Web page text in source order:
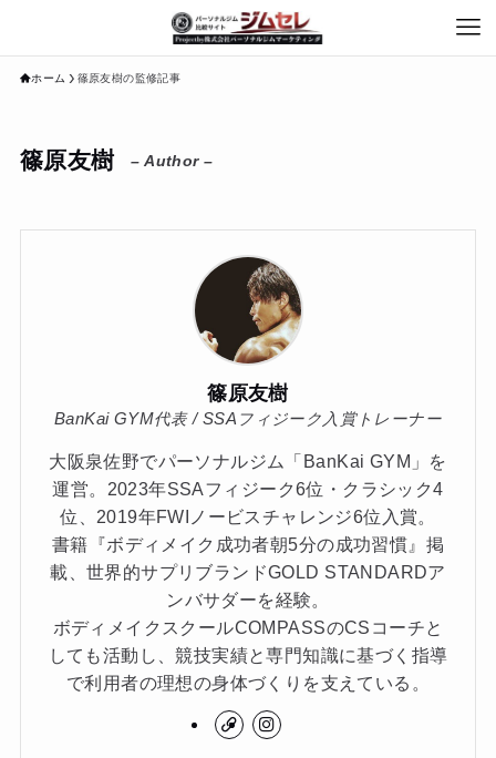
ホーム 篠原友樹の監修記事
篠原友樹 – Author –
篠原友樹
BanKai GYM代表 / SSAフィジーク入賞トレーナー
大阪泉佐野でパーソナルジム「BanKai GYM」を
運営。2023年SSAフィジーク6位・クラシック4
位、2019年FWIノービスチャレンジ6位入賞。
書籍『ボディメイク成功者朝5分の成功習慣』掲
載、世界的サプリブランドGOLD STANDARDア
ンバサダーを経験。
ボディメイクスクールCOMPASSのCSコーチと
しても活動し、競技実績と専門知識に基づく指導
で利用者の理想の身体づくりを支えている。